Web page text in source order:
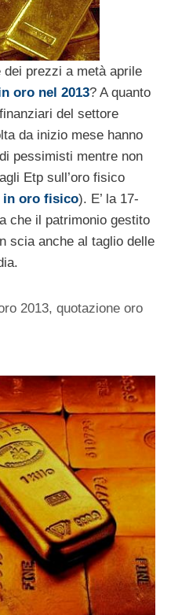
prezzi a metà aprile
oro nel 2013? A quanto
del settore
da inizio mese hanno
pessimisti mentre non
Etp sull’oro fisico
in oro fisico). E’ la 17-
che il patrimonio gestito
scia anche al taglio delle
2013,quotazione oro